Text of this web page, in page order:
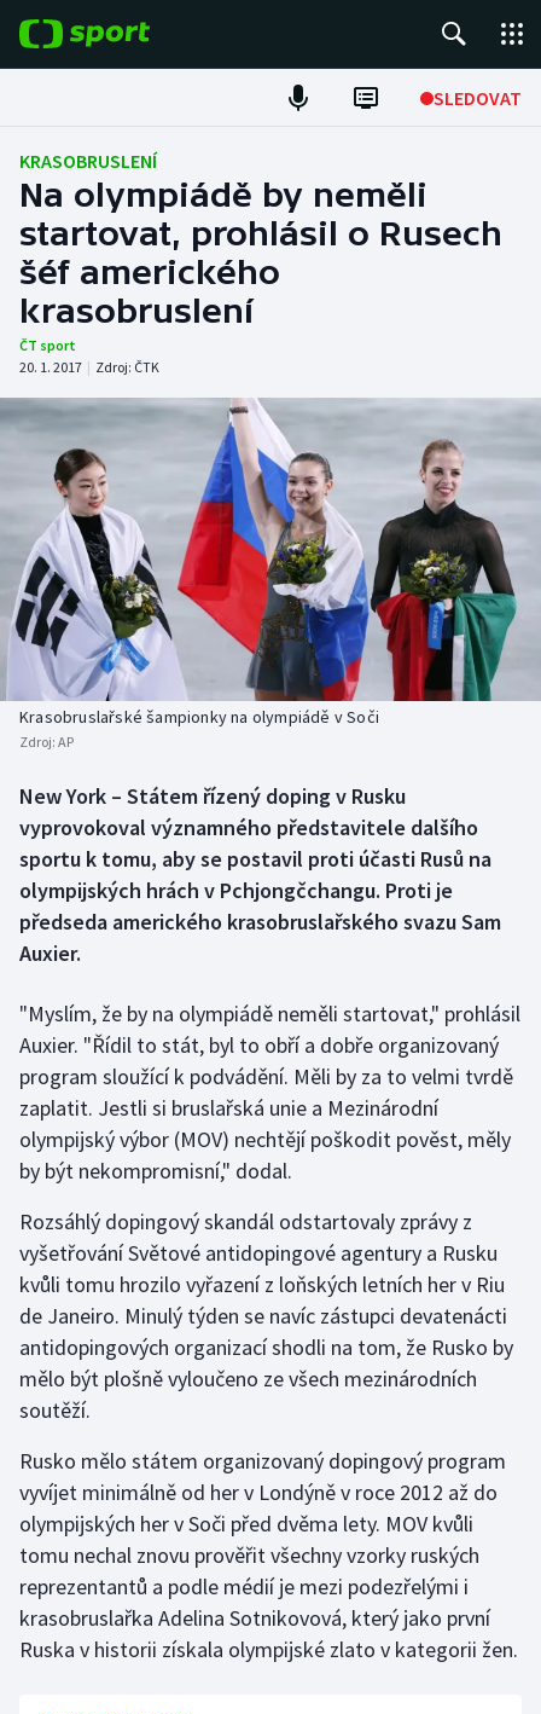
SLEDOVAT
Fotbal
Hokej
Tenis
Atletika
DALŠÍ SPORTY
Americký fotbal
Baseball a softbal
Basketbal
Biatlon
Boby a skeleton
Box
Curling
Dostihy
Florbal
Futsal
Golf
Gymnastika
Jezdectví
Judo
Krasobruslení
Lyže a snowboard
Moderní pětiboj
Motorsport
Olympijské hry
NEPŘEHLÉDNĚTE
Soutěže
Historické návraty
Aplikace ČT sport
AZ kvíz
KRASOBRUSLENÍ
Na olympiádě by neměli
startovat, prohlásil o Rusech
šéf amerického
krasobruslení
ČT sport
20. 1. 2017 | Zdroj: ČTK
Krasobruslařské šampionky na olympiádě v Soči
Zdroj: AP
New York – Státem řízený doping v Rusku
vyprovokoval významného představitele dalšího
sportu k tomu, aby se postavil proti účasti Rusů na
olympijských hrách v Pchjongčchangu. Proti je
předseda amerického krasobruslařského svazu Sam
Auxier.
"Myslím, že by na olympiádě neměli startovat," prohlásil
Auxier. "Řídil to stát, byl to obří a dobře organizovaný
program sloužící k podvádění. Měli by za to velmi tvrdě
zaplatit. Jestli si bruslařská unie a Mezinárodní
olympijský výbor (MOV) nechtějí poškodit pověst, měly
by být nekompromisní," dodal.
Rozsáhlý dopingový skandál odstartovaly zprávy z
vyšetřování Světové antidopingové agentury a Rusku
kvůli tomu hrozilo vyřazení z loňských letních her v Riu
de Janeiro. Minulý týden se navíc zástupci devatenácti
antidopingových organizací shodli na tom, že Rusko by
mělo být plošně vyloučeno ze všech mezinárodních
soutěží.
Rusko mělo státem organizovaný dopingový program
vyvíjet minimálně od her v Londýně v roce 2012 až do
olympijských her v Soči před dvěma lety. MOV kvůli
tomu nechal znovu prověřit všechny vzorky ruských
reprezentantů a podle médií je mezi podezřelými i
krasobruslařka Adelina Sotnikovová, který jako první
Ruska v historii získala olympijské zlato v kategorii žen.